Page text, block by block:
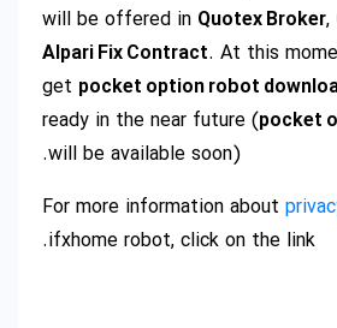
will be offered in Quotex Broker,
Alpari Fix Contract. At this
get pocket option robot
ready in the near future (pocket
will be available soon).
For more information about
ifxhome robot, click on the link.